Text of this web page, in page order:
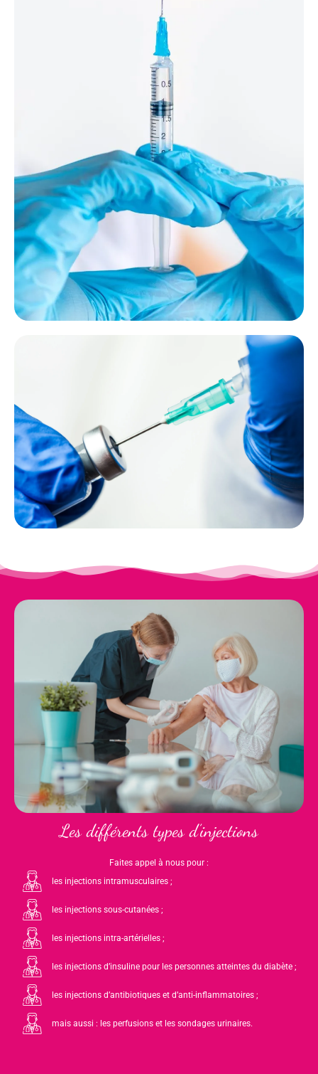
Les différents types d’injections
Faites appel à nous pour :
les injections intramusculaires ;
les injections sous-cutanées ;
les injections intra-artérielles ;
les injections d’insuline pour les personnes atteintes du diabète ;
les injections d’antibiotiques et d’anti-inflammatoires ;
mais aussi : les perfusions et les sondages urinaires.